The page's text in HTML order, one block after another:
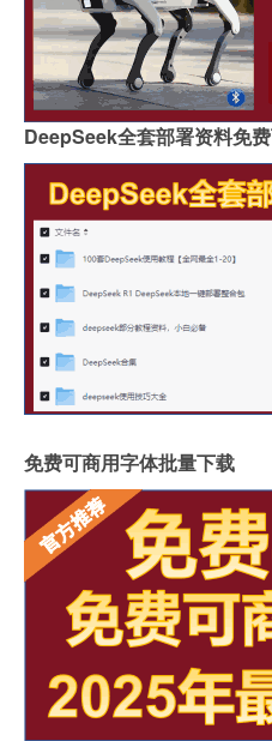
DeepSeek全套部署资料免
免费可商用字体批量下载